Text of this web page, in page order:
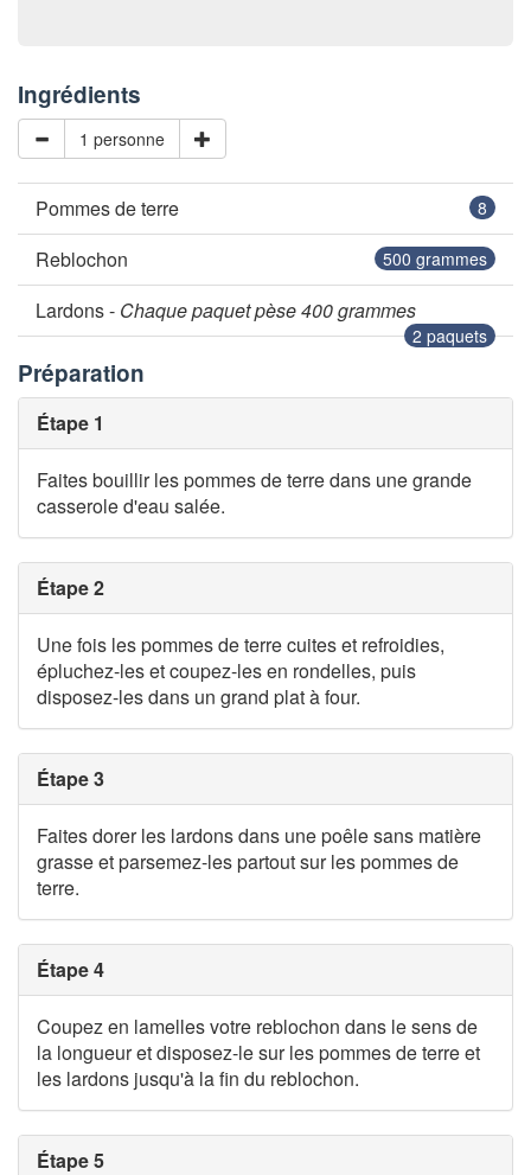
Ingrédients
1 personne
Pommes de terre 8
Reblochon 500 grammes
Lardons - Chaque paquet pèse 400 grammes
2 paquets
Préparation
Étape 1
Faites bouillir les pommes de terre dans une grande
casserole d'eau salée.
Étape 2
Une fois les pommes de terre cuites et refroidies,
épluchez-les et coupez-les en rondelles, puis
disposez-les dans un grand plat à four.
Étape 3
Faites dorer les lardons dans une poêle sans matière
grasse et parsemez-les partout sur les pommes de
terre.
Étape 4
Coupez en lamelles votre reblochon dans le sens de
la longueur et disposez-le sur les pommes de terre et
les lardons jusqu'à la fin du reblochon.
Étape 5